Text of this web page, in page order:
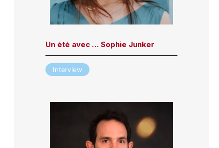
Un été avec … Sophie Junker
Interview